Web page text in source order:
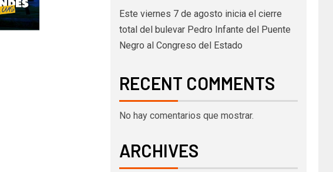
Este viernes 7 de agosto inicia el cierre
total del bulevar Pedro Infante del Puente
Negro al Congreso del Estado
RECENT COMMENTS
No hay comentarios que mostrar.
ARCHIVES